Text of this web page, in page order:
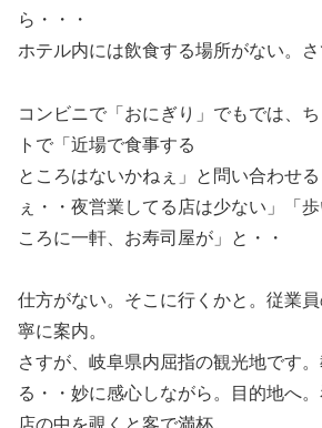
ら・・・
ホテル内には飲食する場所がない。
コンビニで「おにぎり」でもでは、
トで「近場で食事する
ところはないかねぇ」と問い合わせ
ぇ・・夜営業してる店は少ない」「
ころに一軒、お寿司屋が」と・・
仕方がない。そこに行くかと。従業
寧に案内。
さすが、岐阜県内屈指の観光地です
る・・妙に感心しながら。目的地へ。